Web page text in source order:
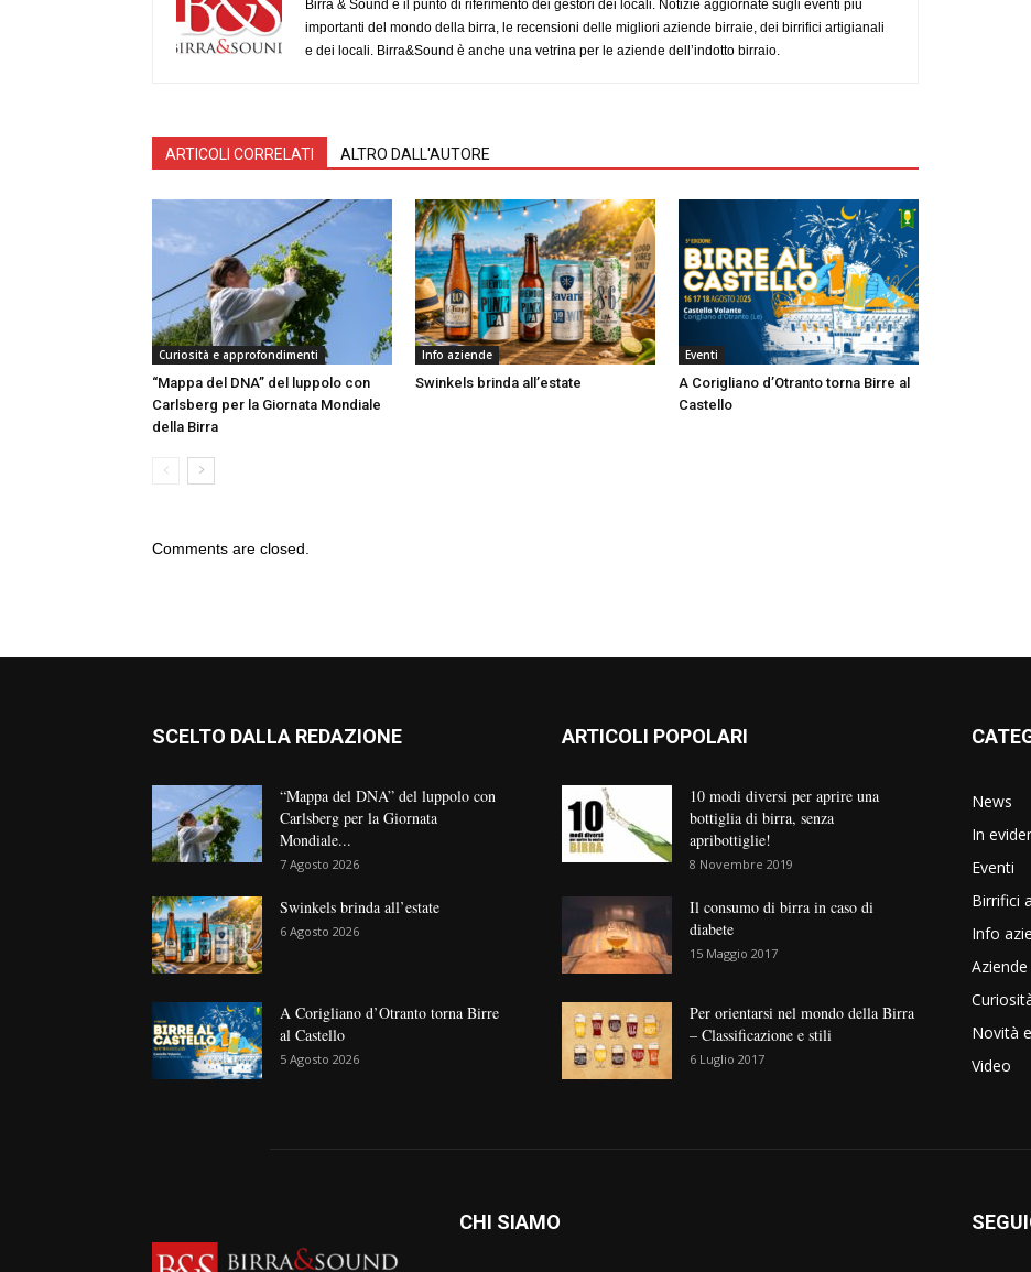
Birra & Sound è il punto di riferimento dei gestori dei locali. Notizie aggiornate sugli eventi più
importanti del mondo della birra, le recensioni delle migliori aziende birraie, dei birrifici artigianali
e dei locali. Birra&Sound è anche una vetrina per le aziende dell’indotto birraio.
ARTICOLI CORRELATI ALTRO DALL'AUTORE
Curiosità e approfondimenti
“Mappa del DNA” del luppolo con
Carlsberg per la Giornata Mondiale
della Birra
Info aziende
Swinkels brinda all’estate
Eventi
A Corigliano d’Otranto torna Birre al
Castello
Comments are closed.
SCELTO DALLA REDAZIONE
“Mappa del DNA” del luppolo con
Carlsberg per la Giornata
Mondiale...
7 Agosto 2026
Swinkels brinda all’estate
6 Agosto 2026
A Corigliano d’Otranto torna Birre
al Castello
5 Agosto 2026
ARTICOLI POPOLARI
10 modi diversi per aprire una
bottiglia di birra, senza
apribottiglie!
8 Novembre 2019
Il consumo di birra in caso di
diabete
15 Maggio 2017
Per orientarsi nel mondo della Birra
– Classificazione e stili
6 Luglio 2017
News
In
Eventi
Birrifici
Info
Novità
Video
CHI SIAMO